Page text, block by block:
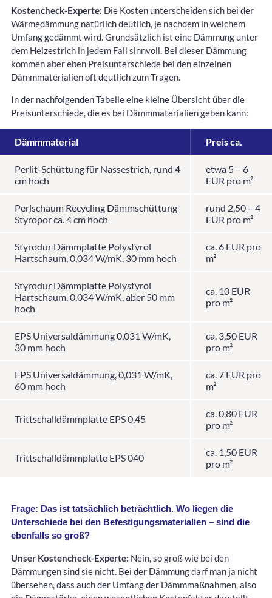
Kostencheck-Experte: Die Kosten unterscheiden sich bei der
Wärmedämmung natürlich deutlich, je nachdem in welchem
Umfang gedämmt wird. Grundsätzlich ist eine Dämmung unter
dem Heizestrich in jedem Fall sinnvoll. Bei dieser Dämmung
kommen aber eben Preisunterschiede bei den einzelnen
Dämmmaterialien oft deutlich zum Tragen.
In der nachfolgenden Tabelle eine kleine Übersicht über die
Preisunterschiede, die es bei Dämmmaterialien geben kann:
Dämmmaterial Preis ca.
Perlit-Schüttung für Nassestrich, rund 4
cm hoch
etwa 5 – 6
EUR pro m²
Perlschaum Recycling Dämmschüttung
Styropor ca. 4 cm hoch
rund 2,50 – 4
EUR pro m²
Styrodur Dämmplatte Polystyrol
Hartschaum, 0,034 W/mK, 30 mm hoch
ca. 6 EUR pro
m²
Styrodur Dämmplatte Polystyrol
Hartschaum, 0,034 W/mK, aber 50 mm
hoch
ca. 10 EUR
pro m²
EPS Universaldämmung 0,031 W/mK,
30 mm hoch
ca. 3,50 EUR
pro m²
EPS Universaldämmung, 0,031 W/mK,
60 mm hoch
ca. 7 EUR pro
m²
Trittschalldämmplatte EPS 0,45
ca. 0,80 EUR
pro m²
Trittschalldämmplatte EPS 040
ca. 1,50 EUR
pro m²
Frage: Das ist tatsächlich beträchtlich. Wo liegen die
Unterschiede bei den Befestigungsmaterialien – sind die
ebenfalls so groß?
Unser Kostencheck-Experte: Nein, so groß wie bei den
Dämmungen sind sie nicht. Bei der Dämmung darf man ja nicht
übersehen, dass auch der Umfang der Dämmmaßnahmen, also